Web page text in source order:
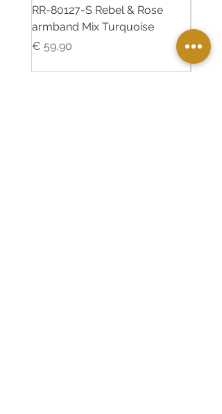
RR-80127-S Rebel & Rose
armband Mix Turquoise
Prijs
€ 59,90
Prijs
€